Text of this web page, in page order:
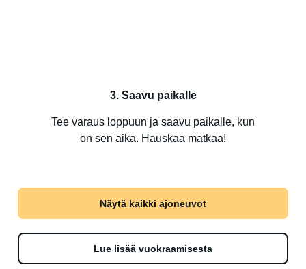
3. Saavu paikalle
Tee varaus loppuun ja saavu paikalle, kun
on sen aika. Hauskaa matkaa!
Näytä kaikki ajoneuvot
Lue lisää vuokraamisesta